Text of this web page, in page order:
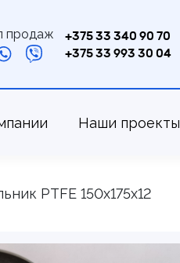
продаж
+375 33 340 90 70
+375 33 993 30 04
Наши проекты
PTFE 150х175х12